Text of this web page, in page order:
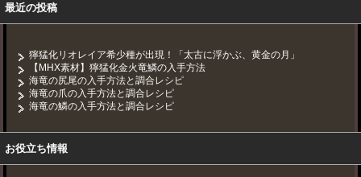
最近の投稿
獰猛化リオレイア希少種が出現！「太古に浮かぶ、黄金の月」
【MHX素材】獰猛化金火竜鱗の入手方法
海竜の尻尾の入手方法と調合レシピ
海竜の爪の入手方法と調合レシピ
海竜の鱗の入手方法と調合レシピ
お役立ち情報